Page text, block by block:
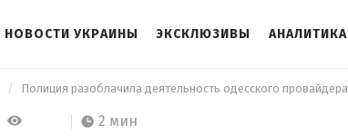
НОВОСТИ УКРАИНЫ ЭКСКЛЮЗИВЫ АНАЛИТИКА
2 мин